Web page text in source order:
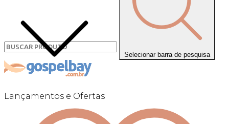
Lançamentos e Ofertas
Selecionar barra de pesquisa